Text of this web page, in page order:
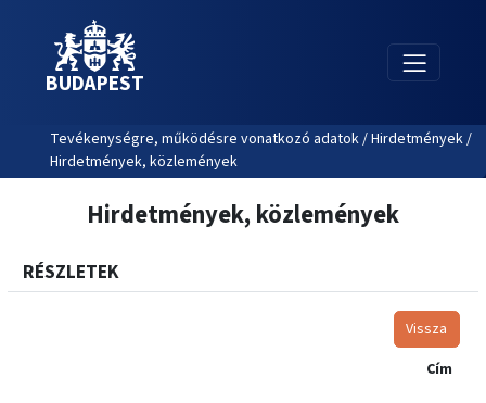
BUDAPEST
Tevékenységre, működésre vonatkozó adatok / Hirdetmények /
Hirdetmények, közlemények
Hirdetmények, közlemények
RÉSZLETEK
Vissza
Cím